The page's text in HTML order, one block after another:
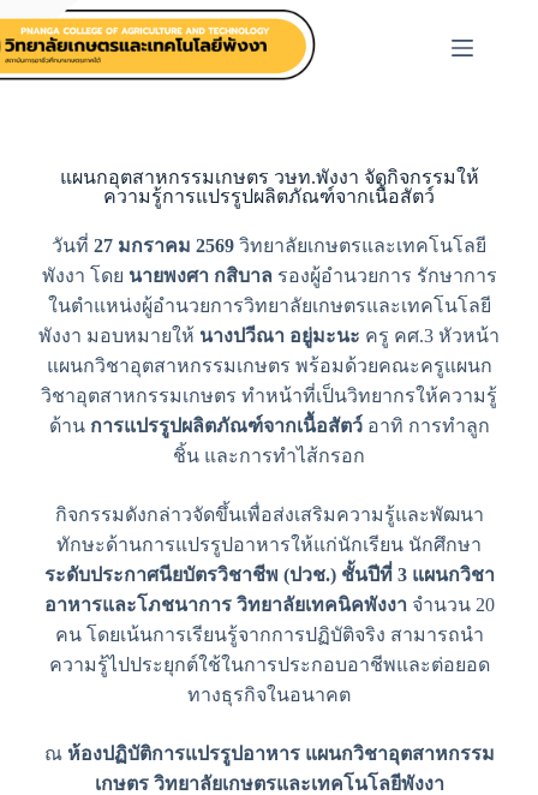
แผนกอุตสาหกรรมเกษตร วษท.พังงา จัดกิจกรรมให้
ความรู้การแปรรูปผลิตภัณฑ์จากเนื้อสัตว์
วันที่ 27 มกราคม 2569 วิทยาลัยเกษตรและเทคโนโลยี
พังงา โดย นายพงศา กสิบาลรองผู้อำนวยการ รักษาการ
ในตำแหน่งผู้อำนวยการวิทยาลัยเกษตรและเทคโนโลยี
พังงา มอบหมายให้ นางปวีณา อยู่มะนะ ครู คศ.3 หัวหน้า
แผนกวิชาอุตสาหกรรมเกษตร พร้อมด้วยคณะครูแผนก
วิชาอุตสาหกรรมเกษตร ทำหน้าที่เป็นวิทยากรให้ความรู้
ด้าน การแปรรูปผลิตภัณฑ์จากเนื้อสัตว์อาทิ การทำลูก
ชิ้น และการทำไส้กรอก
กิจกรรมดังกล่าวจัดขึ้นเพื่อส่งเสริมความรู้และพัฒนา
ทักษะด้านการแปรรูปอาหารให้แก่นักเรียน นักศึกษา
ระดับประกาศนียบัตรวิชาชีพ (ปวช.) ชั้นปีที่ 3 แผนกวิชา
อาหารและโภชนาการ วิทยาลัยเทคนิคพังงาจำนวน 20
คน โดยเน้นการเรียนรู้จากการปฏิบัติจริง สามารถนำ
ความรู้ไปประยุกต์ใช้ในการประกอบอาชีพและต่อยอด
ทางธุรกิจในอนาคต
ณ ห้องปฏิบัติการแปรรูปอาหาร แผนกวิชาอุตสาหกรรม
เกษตร วิทยาลัยเกษตรและเทคโนโลยีพังงา